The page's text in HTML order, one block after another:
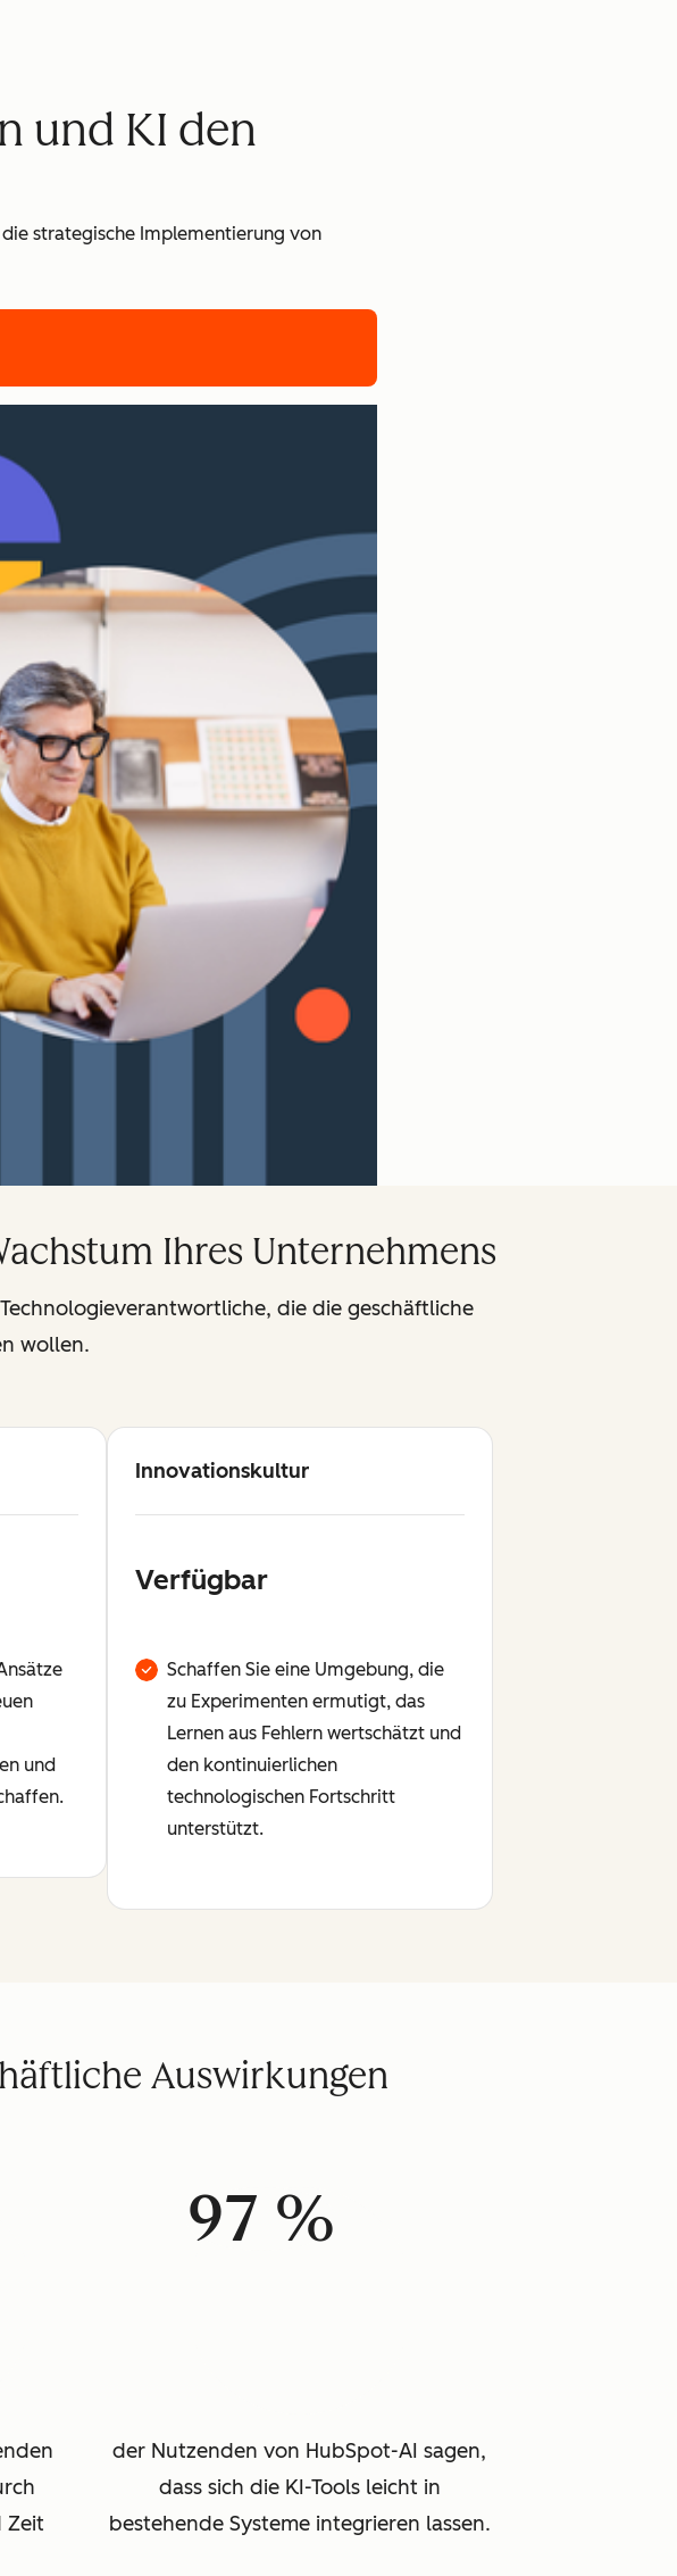
und KI den
strategische Implementierung von
Ihres Unternehmens
die die geschäftliche
wollen.
und
Innovationskultur
Verfügbar
Schaffen Sie eine Umgebung, die
zu Experimenten ermutigt, das
Lernen aus Fehlern wertschätzt und
den kontinuierlichen
technologischen Fortschritt
unterstützt.
Auswirkungen
Zeit
97 %
der Nutzenden von HubSpot-AI sagen,
dass sich die KI-Tools leicht in
bestehende Systeme integrieren lassen.